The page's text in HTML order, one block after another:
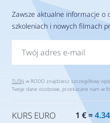
Zawsze aktualne informacje o
szkoleniach i nowych filmach
TUTAJ w RODO znajdziesz szczegółowy
Twoje dane osobowe, przekazane nam w
KURS EURO 1 € =